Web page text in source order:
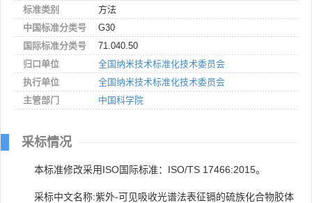
标准类别
方法
中国标准分类号
G30
国际标准分类号
71.040.50
归口单位
全国纳米技术标准化技术委员会
执行单位
全国纳米技术标准化技术委员会
主管部门
中国科学院
采标情况
本标准修改采用ISO国际标准：ISO/TS 17466:2015。
采标中文名称:紫外-可见吸收光谱法表征镉的硫族化合物胶体